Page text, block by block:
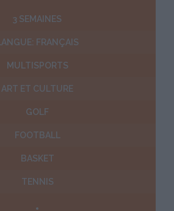
3 SEMAINES
LANGUE: FRANÇAIS
MULTISPORTS
ART ET CULTURE
GOLF
FOOTBALL
BASKET
TENNIS